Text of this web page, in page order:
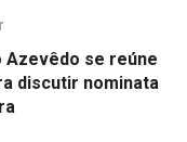
Azevêdo se reúne
discutir nominata